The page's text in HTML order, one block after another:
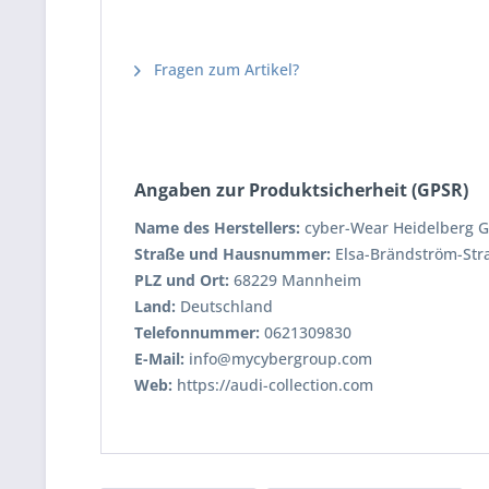
Fragen zum Artikel?
Angaben zur Produktsicherheit (GPSR)
Name des Herstellers: cyber-Wear Heidelberg
Straße und Hausnummer: Elsa-Brändström-
PLZ und Ort: 68229 Mannheim
Land: Deutschland
Telefonnummer: 0621309830
E-Mail: info@mycybergroup.com
Web: https://audi-collection.com